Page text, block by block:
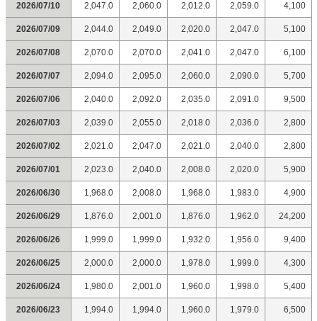
2026/07/10 2,047.0 2,060.0 2,012.0 2,059.0 4,100
2026/07/09 2,044.0 2,049.0 2,020.0 2,047.0 5,100
2026/07/08 2,070.0 2,070.0 2,041.0 2,047.0 6,100
2026/07/07 2,094.0 2,095.0 2,060.0 2,090.0 5,700
2026/07/06 2,040.0 2,092.0 2,035.0 2,091.0 9,500
2026/07/03 2,039.0 2,055.0 2,018.0 2,036.0 2,800
2026/07/02 2,021.0 2,047.0 2,021.0 2,040.0 2,800
2026/07/01 2,023.0 2,040.0 2,008.0 2,020.0 5,900
2026/06/30 1,968.0 2,008.0 1,968.0 1,983.0 4,900
2026/06/29 1,876.0 2,001.0 1,876.0 1,962.0 24,200
2026/06/26 1,999.0 1,999.0 1,932.0 1,956.0 9,400
2026/06/25 2,000.0 2,000.0 1,978.0 1,999.0 4,300
2026/06/24 1,980.0 2,001.0 1,960.0 1,998.0 5,400
2026/06/23 1,994.0 1,994.0 1,960.0 1,979.0 6,500